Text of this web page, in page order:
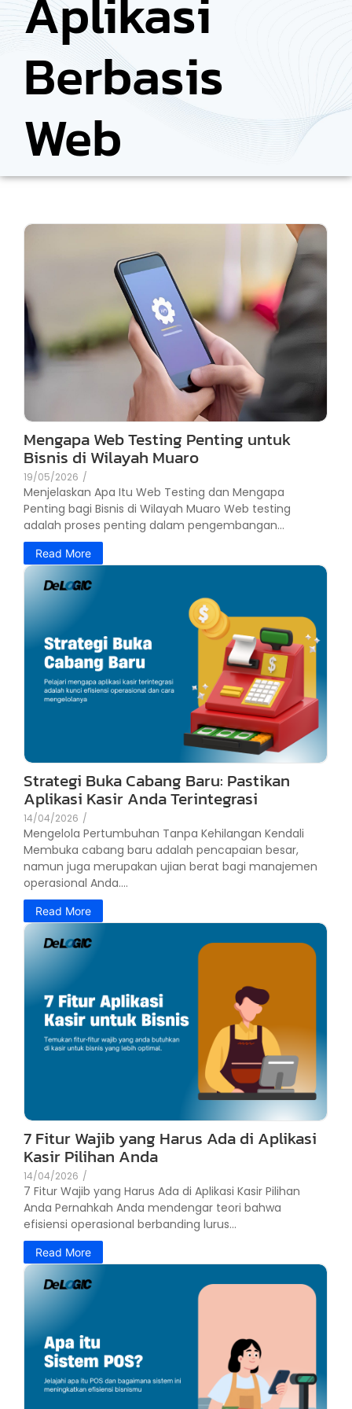
Berbasis
Web
Mengapa Web Testing Penting untuk
Bisnis di Wilayah Muaro
19/05/2026 /
Menjelaskan Apa Itu Web Testing dan Mengapa
Penting bagi Bisnis di Wilayah Muaro Web testing
adalah proses penting dalam pengembangan...
Read More
Strategi Buka Cabang Baru: Pastikan
Aplikasi Kasir Anda Terintegrasi
14/04/2026 /
Mengelola Pertumbuhan Tanpa Kehilangan Kendali
Membuka cabang baru adalah pencapaian besar,
namun juga merupakan ujian berat bagi manajemen
operasional Anda....
Read More
7 Fitur Wajib yang Harus Ada di Aplikasi
Kasir Pilihan Anda
14/04/2026 /
7 Fitur Wajib yang Harus Ada di Aplikasi Kasir Pilihan
Anda Pernahkah Anda mendengar teori bahwa
efisiensi operasional berbanding lurus...
Read More